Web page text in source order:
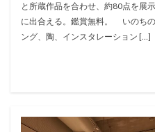
と所蔵作品を合わせ、約80点を展
に出合える。鑑賞無料。 いのち
ング、陶、インスタレーション […]